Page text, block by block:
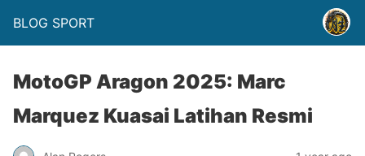
BLOG SPORT
MotoGP Aragon 2025: Marc
Marquez Kuasai Latihan Resmi